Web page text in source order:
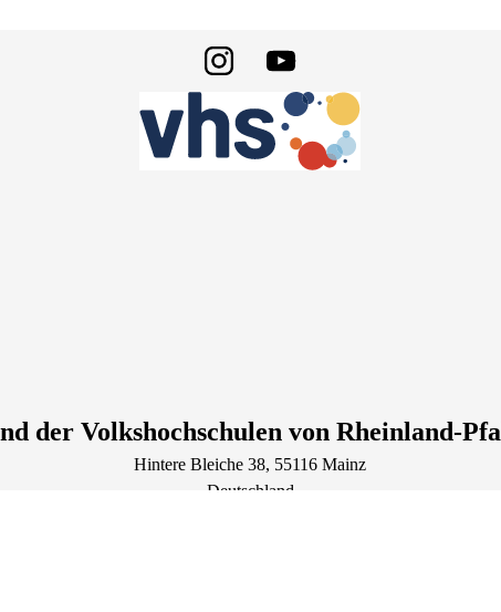
der Volkshochschulen von Rheinland-
Hintere Bleiche 38, 55116 Mainz
Deutschland